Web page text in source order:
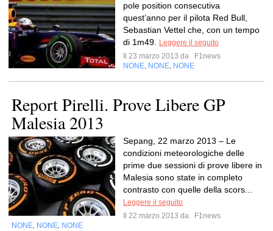
pole position consecutiva
quest’anno per il pilota Red Bull,
Sebastian Vettel che, con un tempo
di 1m49.
Leggere il seguito
Il 23 marzo 2013 da
F1news
NONE NONE NONE
Report Pirelli. Prove Libere GP
Malesia 2013
Sepang, 22 marzo 2013 – Le
condizioni meteorologiche delle
prime due sessioni di prove libere in
Malesia sono state in completo
contrasto con quelle della scors...
Leggere il seguito
Il 22 marzo 2013 da
F1news
NONE NONE NONE